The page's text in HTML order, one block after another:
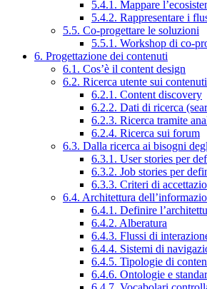
5.4.1. Mappare
5.4.2. Rappresentare i
5.5. Co-progettare le soluzioni
5.5.1. Workshop di co-
6. Progettazione dei contenuti
6.1. Cos’è il content design
6.2. Ricerca utente sui
6.2.1. Content discovery
6.2.2. Dati di ricerca
6.2.3. Ricerca tramite
6.2.4. Ricerca sui forum
6.3. Dalla ricerca ai bisogni
6.3.1. User stories per
6.3.2. Job stories per
6.3.3. Criteri di
6.4. Architettura
6.4.1. Definire
6.4.2. Alberatura
6.4.3. Flussi di
6.4.4. Sistemi di
6.4.5. Tipologie di
6.4.6. Ontologie e